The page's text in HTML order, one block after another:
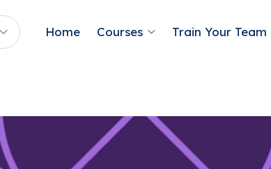
Home Courses Train Your Team